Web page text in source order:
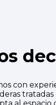
con
al